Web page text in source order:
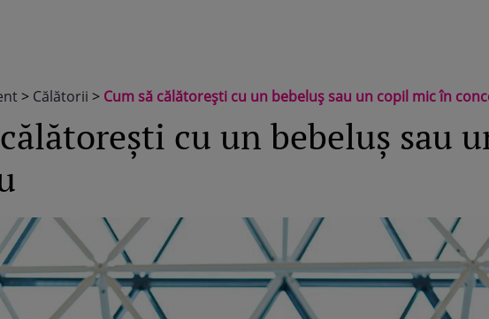
> Călătorii > Cum să călătoreşti cu un bebeluş sau un copil mic în
cu un bebeluş sau